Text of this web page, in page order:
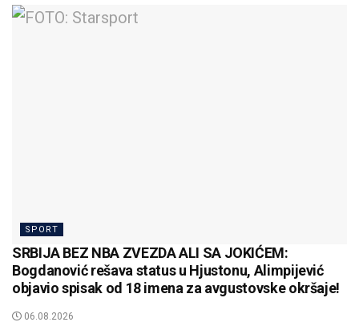
SPORT
SRBIJA BEZ NBA ZVEZDA ALI SA JOKIĆEM:
Bogdanović rešava status u Hjustonu, Alimpijević
objavio spisak od 18 imena za avgustovske okršaje!
06.08.2026